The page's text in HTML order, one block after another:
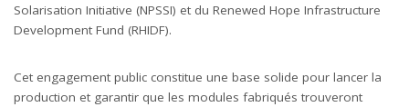
Solarisation Initiative (NPSSI) et du Renewed Hope Infrastructure
Development Fund (RHIDF).
Cet engagement public constitue une base solide pour lancer la
production et garantir que les modules fabriqués trouveront